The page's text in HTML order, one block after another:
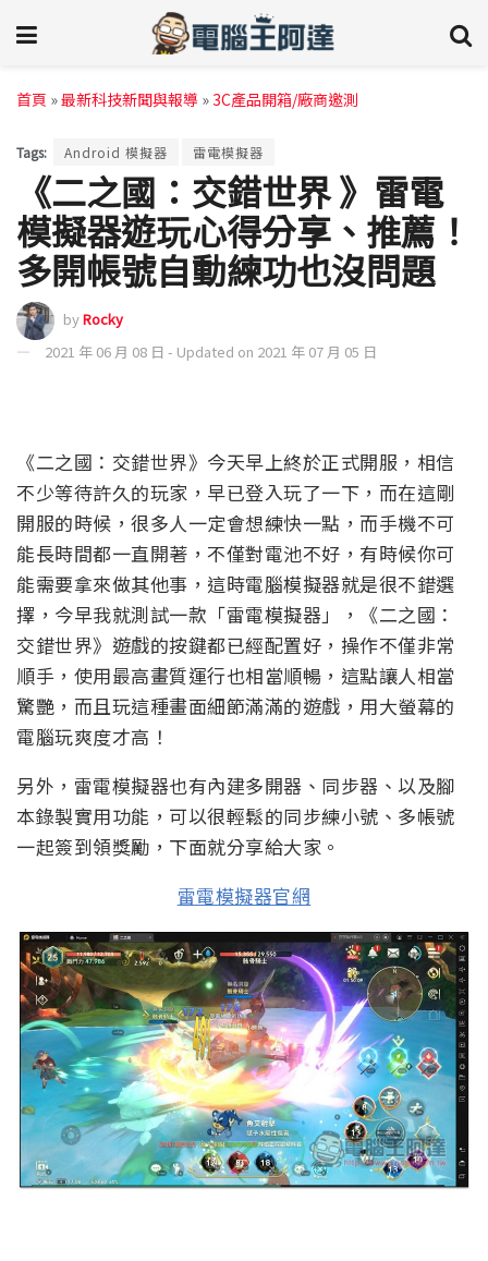
首頁 »最新科技新聞與報導 »3C產品開箱/廠商邀測
Tags: Android 模擬器 雷電模擬器
《二之國：交錯世界 》雷電
模擬器遊玩心得分享、推薦！
多開帳號自動練功也沒問題
byRocky
2021 年 06 月 08 日 - Updated on 2021 年 07 月 05 日
《二之國：交錯世界》今天早上終於正式開服，相信
不少等待許久的玩家，早已登入玩了一下，而在這剛
開服的時候，很多人一定會想練快一點，而手機不可
能長時間都一直開著，不僅對電池不好，有時候你可
能需要拿來做其他事，這時電腦模擬器就是很不錯選
擇，今早我就測試一款「雷電模擬器」，《二之國：
交錯世界》遊戲的按鍵都已經配置好，操作不僅非常
順手，使用最高畫質運行也相當順暢，這點讓人相當
驚艷，而且玩這種畫面細節滿滿的遊戲，用大螢幕的
電腦玩爽度才高！
另外，雷電模擬器也有內建多開器、同步器、以及腳
本錄製實用功能，可以很輕鬆的同步練小號、多帳號
一起簽到領獎勵，下面就分享給大家。
雷電模擬器官網